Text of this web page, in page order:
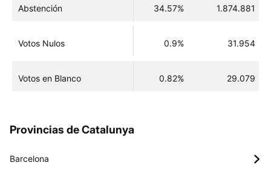
Abstención 34.57% 1.874.881
Votos Nulos 0.9% 31.954
Votos en Blanco 0.82% 29.079
Provincias de Catalunya
Barcelona